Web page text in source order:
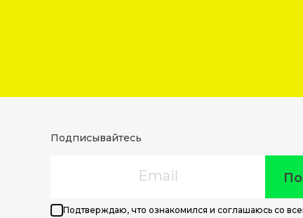
Подписывайтесь
Подтверждаю, что ознакомился и соглашаюсь со